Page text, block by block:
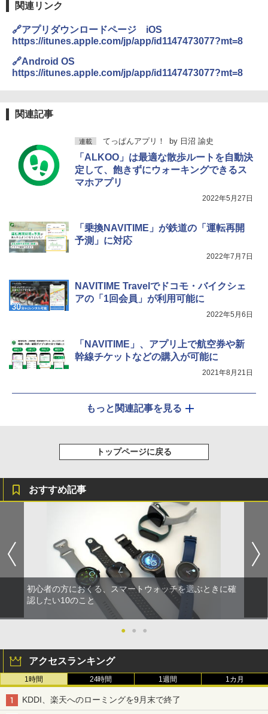
関連リンク
🔗アプリダウンロードページ iOS
https://itunes.apple.com/jp/app/id1147473077?mt=8
🔗Android OS
https://itunes.apple.com/jp/app/id1147473077?mt=8
関連記事
連載 てっぱんアプリ！ by 日沼 諭史
「ALKOO」は最適な散歩ルートを自動決
定して、飽きずにウォーキングできるス
マホアプリ
2022年5月27日
「乗換NAVITIME」が鉄道の「運転再開
予測」に対応
2022年7月7日
NAVITIME Travelでドコモ・バイクシェ
アの「1回会員」が利用可能に
2022年5月6日
「NAVITIME」、アプリ上で航空券や新
幹線チケットなどの購入が可能に
2021年8月21日
もっと関連記事を見る
トップページに戻る
おすすめ記事
初心者の方におくる、スマートウォッチを選ぶときに確
認したい10のこと
● ● ●
アクセスランキング
1時間 24時間 1週間 1カ月
KDDI、楽天へのローミングを9月末で終了